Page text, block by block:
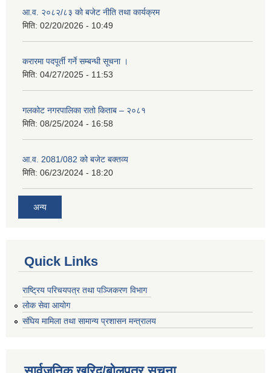
आ.व. २०८२/८३ को बजेट नीति तथा कार्यक्रम
मिति: 02/20/2026 - 10:49
करारमा पदपूर्ती गर्ने सम्बन्धी सूचना ।
मिति: 04/27/2025 - 11:53
गलकोट नगरपालिका रातो किताब – २०८१
मिति: 08/25/2024 - 16:58
आ.व. 2081/082 को बजेट बक्तव्य
मिति: 06/23/2024 - 18:20
अन्य
Quick Links
राष्ट्रिय परिचयपत्र तथा पञ्जिकरण विभाग
लोक सेवा आयोग
संघिय मामिला तथा सामान्य प्रशासन मन्त्रालय